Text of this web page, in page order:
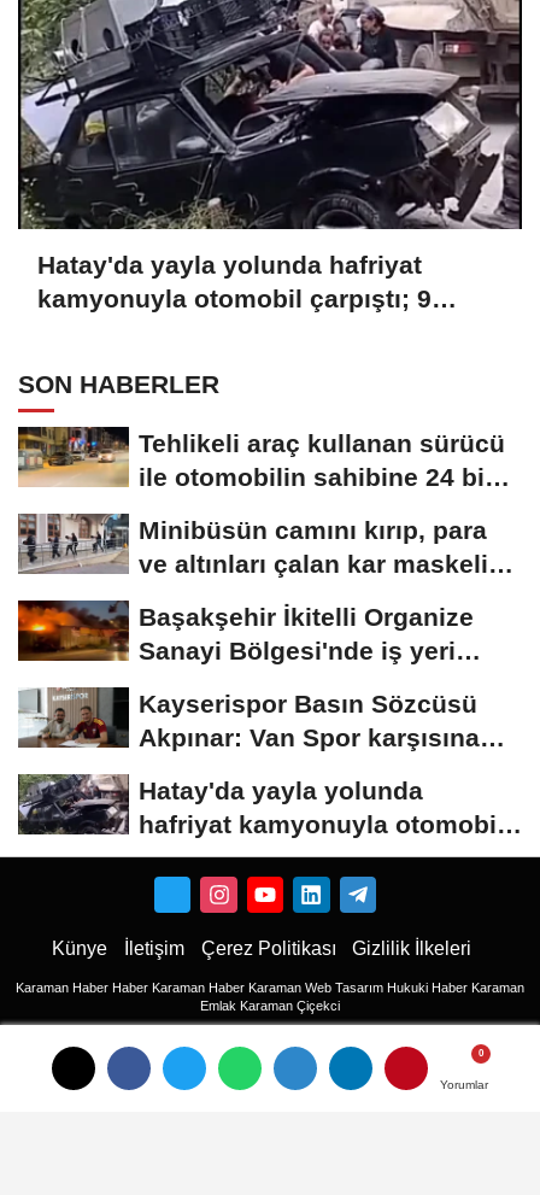
Yorumlar
Yorumlar
Hatay'da yayla yolunda hafriyat
kamyonuyla otomobil çarpıştı; 9
SON HABERLER
Tehlikeli araç kullanan sürücü
ile otomobilin sahibine 24 bin
Minibüsün camını kırıp, para
ve altınları çalan kar maskeli
Başakşehir İkitelli Organize
Sanayi Bölgesi'nde iş yeri
Kayserispor Basın Sözcüsü
Akpınar: Van Spor karşısına
Hatay'da yayla yolunda
hafriyat kamyonuyla otomobil
çarpıştı;...
Künye İletişim Çerez Politikası Gizlilik İlkeleri
Karaman Haber Haber Karaman Haber Karaman Web Tasarım Hukuki Haber Karaman
Emlak Karaman Çiçekci
Haber
haberler